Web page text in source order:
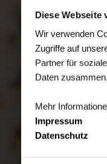
Diese Webseite
Wir verwenden
Zugriffe auf
Partner für
Daten
Mehr
Impressum
Datenschutz